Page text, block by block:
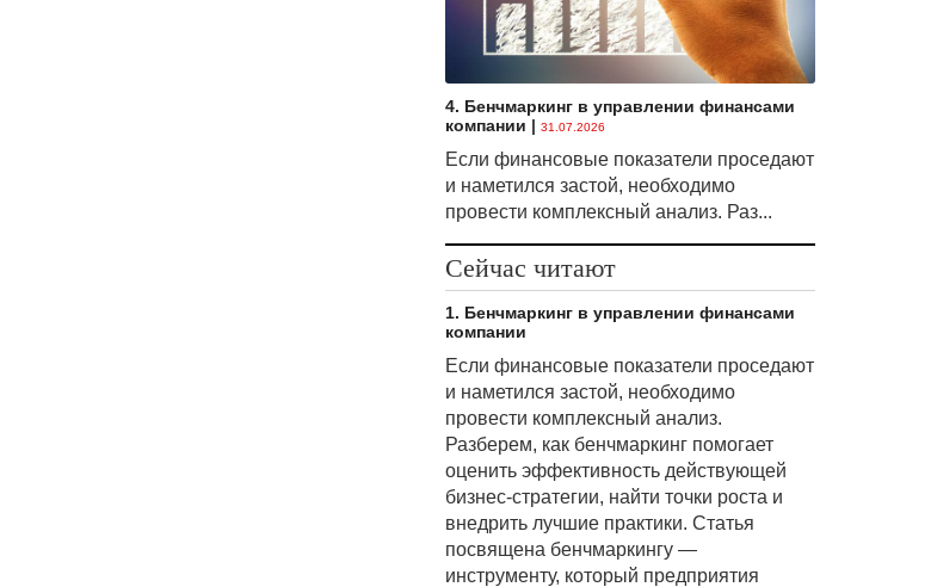
4. Бенчмаркинг в управлении финансами
компании | 31.07.2026
Если финансовые показатели проседают
и наметился застой, необходимо
провести комплексный анализ. Раз...
Сейчас читают
1. Бенчмаркинг в управлении финансами
компании
Если финансовые показатели проседают
и наметился застой, необходимо
провести комплексный анализ.
Разберем, как бенчмаркинг помогает
оценить эффективность действующей
бизнес-стратегии, найти точки роста и
внедрить лучшие практики. Статья
посвящена бенчмаркингу —
инструменту, который предприятия